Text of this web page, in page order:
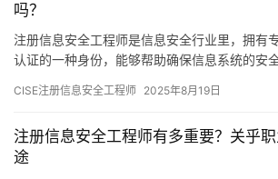
吗？
注册信息安全工程师是信息安全行业里，拥有
认证的一种身份，能够帮助确保信息系统的安
CISE注册信息安全工程师 2025年8月19日
注册信息安全工程师有多重要？关乎
途